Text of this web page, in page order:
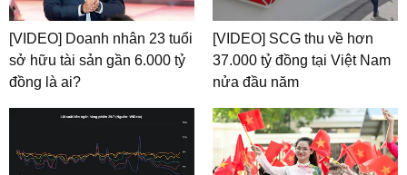
[VIDEO] Doanh nhân 23 tuổi
sở hữu tài sản gần 6.000 tỷ
đồng là ai?
[VIDEO] SCG thu về hơn
37.000 tỷ đồng tại Việt Nam
nửa đầu năm